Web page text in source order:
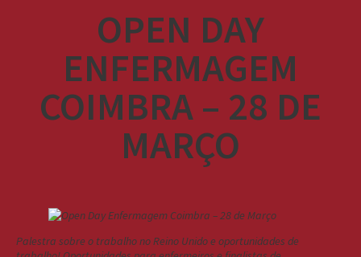
OPEN DAY
ENFERMAGEM
COIMBRA – 28 DE
MARÇO
Palestra sobre o trabalho no Reino Unido e oportunidades de